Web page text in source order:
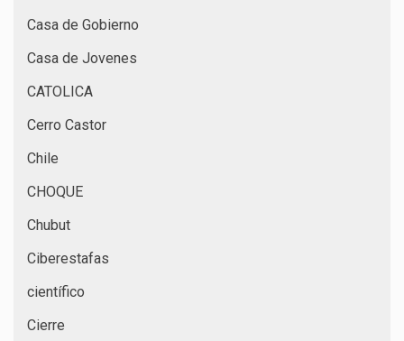
Casa de Gobierno
Casa de Jovenes
CATOLICA
Cerro Castor
Chile
CHOQUE
Chubut
Ciberestafas
científico
Cierre